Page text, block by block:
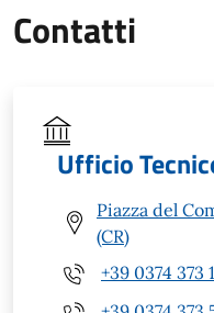
Contatti
Ufficio
Piazza del
(CR)
+39 0374 373